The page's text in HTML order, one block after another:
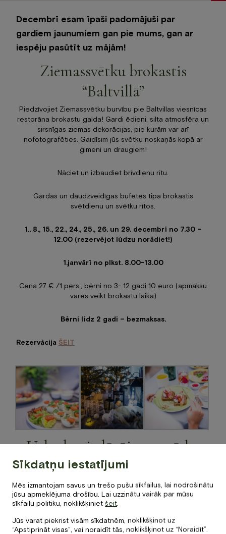
+371 67840640
info@baltvilla.lv
Decembrī esam īpaši padomājuši par
gardiem jaunumiem gan pie mums, gan ar
iespēju pasūtīt uz mājām!
Ziemassvētku brokastis
“Baltvillā”
Piedzīvojiet Ziemassvētku burvību pie Baltvillas viesnīcas
restorāna brokastu galda! Gardi ēdieni, silta atmosfēra un
sirsnīgas ziemas dekorācijas, pie kurām var arī
nofotografēties. Gaidīsim jūs svētku noskaņās kopā ar
ģimeni un draugiem!
Nāciet un izbaudiet brīvdienu rītu.
Gardas un daudzveidīgas bufetes tipa brokastis
svētdienu un svētku rītos.
1., 8., 15., 22., 24., 25., 26. un 29. decembrī no 7.30 –
12.00 (rezervējot lūdzu norādiet!)
1.janvārī no plkst. 8.00-13.00
Cena 27 € /1 pers., bērni no 3- 12 gadi 10 euro (apmaksu
varēs veikt brokastu laikā)
Bērni līdz 2 gadi – bezmaksas.
Rezervācija ŠEIT
Uzkodu piedāvājums svētku
laikā
Saspringtajā svētku laikā piedāvājam pasūtīt gardas
uzkodas uz mājām (vai ofisu). Restorāna komanda ar
šefpavāru priekšgalā ir radījuši divus gardus uzkodu
pers.
Sīkdatņu iestatījumi
Mēs izmantojam savus un trešo pušu sīkfailus, lai nodrošinātu
jūsu apmeklējuma drošību. Lai uzzinātu vairāk par mūsu
sīkfailu politiku, noklikšķiniet šeit
Jūs varat piekrist visām sīkdatnēm, noklikšķinot uz
“Apstiprināt visas”, vai noraidīt tās, noklikšķinot uz “Noraidīt”.